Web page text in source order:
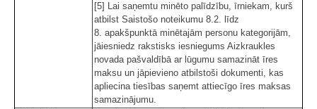
[5] Lai saņemtu minēto palīdzību, īrniekam, kurš
atbilst Saistošo noteikumu 8.2. līdz
8. apakšpunktā minētajām personu kategorijām,
jāiesniedz rakstisks iesniegums Aizkraukles
novada pašvaldībā ar lūgumu samazināt īres
maksu un jāpievieno atbilstoši dokumenti, kas
apliecina tiesības saņemt attiecīgo īres maksas
samazinājumu.